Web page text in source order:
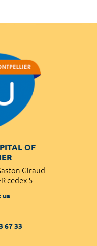
OF
Giraud
cedex 5
us
67 33